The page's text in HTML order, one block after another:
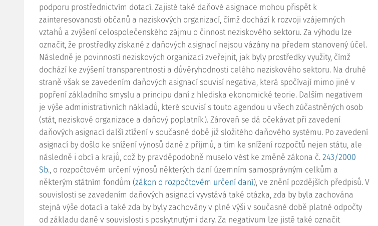
podporu prostřednictvím dotací. Zajisté také daňové asignace mohou přispět k
zainteresovanosti občanů a neziskových organizací, čímž dochází k rozvoji vzájemných
vztahů a zvýšení celospolečenského zájmu o činnost neziskového sektoru. Za výhodu lze
označit, že prostředky získané z daňových asignací nejsou vázány na předem stanovený účel.
Následně je povinností neziskových organizací zveřejnit, jak byly prostředky využity, čímž
dochází ke zvýšení transparentnosti a důvěryhodnosti celého neziskového sektoru. Na druhé
straně však se zavedením daňových asignací souvisí negativa, která spočívají mimo jiné v
popření základního smyslu a principu daní z hlediska ekonomické teorie. Dalším negativem
je výše administrativních nákladů, které souvisí s touto agendou u všech zúčastněných osob
(stát, neziskové organizace a daňový poplatník). Zároveň se dá očekávat při zavedení
daňových asignací další ztížení v současné době již složitého daňového systému. Po zavedení
asignací by došlo ke snížení výnosů daně z příjmů, a tím ke snížení rozpočtů nejen státu, ale
následně i obcí a krajů, což by pravděpodobně muselo vést ke změně zákona č. 243/2000
Sb., o rozpočtovém určení výnosů některých daní územním samosprávným celkům a
některým státním fondům (zákon o rozpočtovém určení daní), ve znění pozdějších předpisů. V
souvislosti se zavedením daňových asignací vyvstává také otázka, zda by byla zachována
stejná výše dotací a také zda by byly zachovány v plné výši v současné době platné odpočty
od základu daně v souvislosti s poskytnutými dary. Za negativum lze jistě také označit